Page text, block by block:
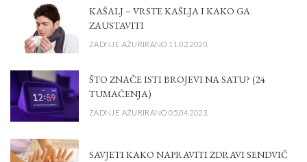
KAŠALJ – VRSTE KAŠLJA I KAKO GA
ZAUSTAVITI
ZADNJE AŽURIRANO 11.02.2020.
ŠTO ZNAČE ISTI BROJEVI NA SATU? (24
TUMAČENJA)
ZADNJE AŽURIRANO 05.04.2023.
SAVJETI KAKO NAPRAVITI ZDRAVI SENDVIČ